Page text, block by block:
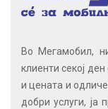
Во Мегамобил,
клиенти секој
и цената и
добри услуги, ја